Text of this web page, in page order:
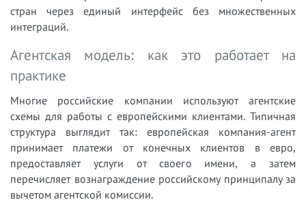
стран через единый интерфейс без множественных
интеграций.
Агентская модель: как это работает на
практике
Многие российские компании используют агентские
схемы для работы с европейскими клиентами. Типичная
структура выглядит так: европейская компания-агент
принимает платежи от конечных клиентов в евро,
предоставляет услуги от своего имени, а затем
перечисляет вознаграждение российскому принципалу за
вычетом агентской комиссии.